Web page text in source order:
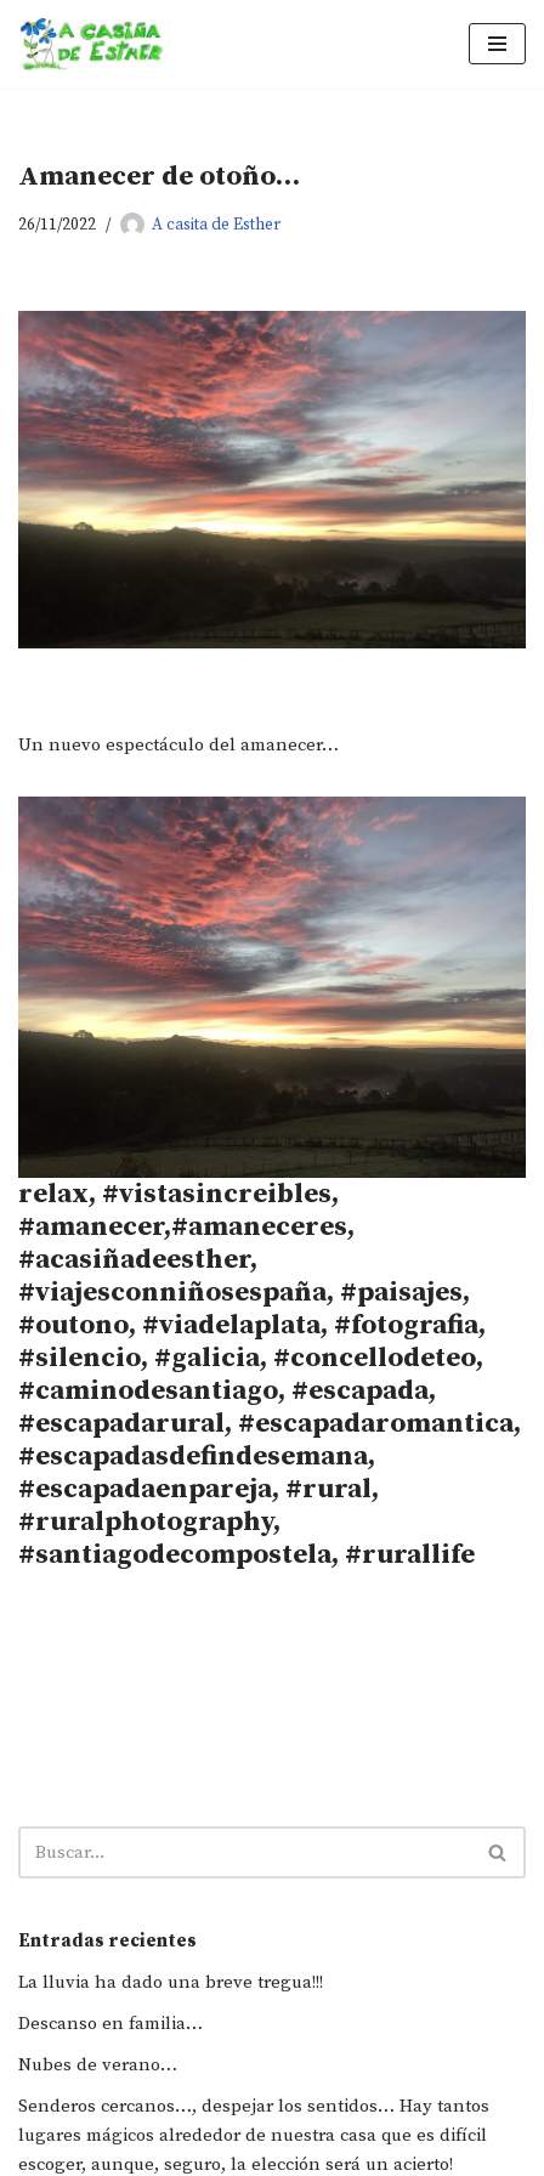
Saltar
Amanecer de otoño…
26/11/2022 A casita de Esther
Un nuevo espectáculo del amanecer…
relax, #vistasincreibles,
#amanecer,#amaneceres,
#acasiñadeesther,
#viajesconniñosespaña, #paisajes,
#outono, #viadelaplata, #fotografia,
#silencio, #galicia, #concellodeteo,
#caminodesantiago, #escapada,
#escapadarural, #escapadaromantica,
#escapadasdefindesemana,
#escapadaenpareja, #rural,
#ruralphotography,
#santiagodecompostela, #rurallife
Entradas recientes
La lluvia ha dado una breve tregua!!!
Descanso en familia…
Nubes de verano…
Senderos cercanos…, despejar los sentidos… Hay tantos
lugares mágicos alrededor de nuestra casa que es difícil
escoger, aunque, seguro, la elección será un acierto!